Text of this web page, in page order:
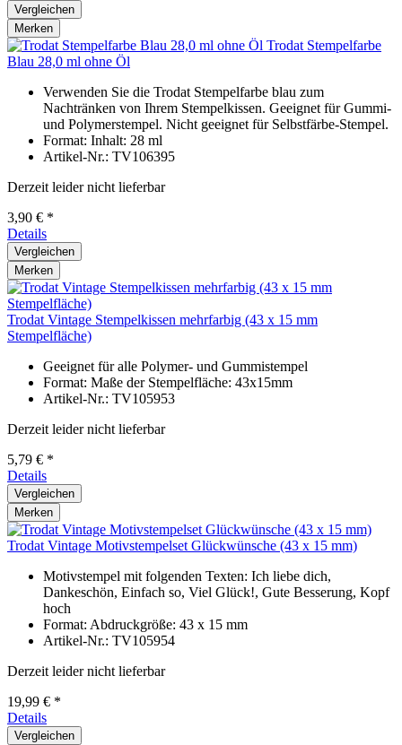
Vergleichen
Merken
Trodat Stempelfarbe
Blau 28,0 ml ohne Öl
Verwenden Sie die Trodat Stempelfarbe blau zum
Nachtränken von Ihrem Stempelkissen. Geeignet für Gummi-
und Polymerstempel. Nicht geeignet für Selbstfärbe-Stempel.
Format: Inhalt: 28 ml
Artikel-Nr.: TV106395
Derzeit leider nicht lieferbar
3,90 € *
Details
Vergleichen
Merken
Trodat Vintage Stempelkissen mehrfarbig (43 x 15 mm
Stempelfläche)
Geeignet für alle Polymer- und Gummistempel
Format: Maße der Stempelfläche: 43x15mm
Artikel-Nr.: TV105953
Derzeit leider nicht lieferbar
5,79 € *
Details
Vergleichen
Merken
Trodat Vintage Motivstempelset Glückwünsche (43 x 15 mm)
Motivstempel mit folgenden Texten: Ich liebe dich,
Dankeschön, Einfach so, Viel Glück!, Gute Besserung, Kopf
hoch
Format: Abdruckgröße: 43 x 15 mm
Artikel-Nr.: TV105954
Derzeit leider nicht lieferbar
19,99 € *
Details
Vergleichen